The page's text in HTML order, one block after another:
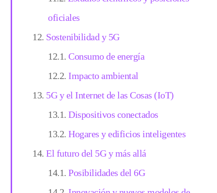
oficiales
Sostenibilidad y 5G
Consumo de energía
Impacto ambiental
5G y el Internet de las Cosas (IoT)
Dispositivos conectados
Hogares y edificios inteligentes
El futuro del 5G y más allá
Posibilidades del 6G